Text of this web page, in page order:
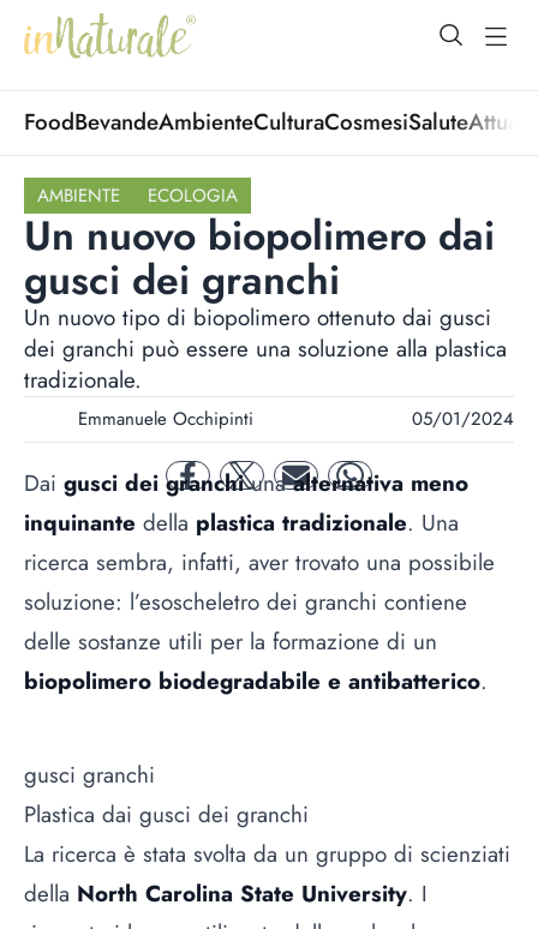
open
FoodBevandeAmbienteCulturaCosmesiSalute
AMBIENTE ECOLOGIA
Un nuovo biopolimero dai
gusci dei granchi
Un nuovo tipo di biopolimero ottenuto dai gusci
dei granchi può essere una soluzione alla plastica
tradizionale.
Emmanuele Occhipinti 05/01/2024
facebooktwitter mail whatsapp
Dai gusci dei granchiunaalternativa meno
inquinante della plastica tradizionale. Una
ricerca sembra, infatti, aver trovato una possibile
soluzione: l’esoscheletro dei granchi contiene
delle sostanze utili per la formazione di un
biopolimero biodegradabile e antibatterico.
gusci granchi
Plastica dai gusci dei granchi
La ricerca è stata svolta da un gruppo di scienziati
della North Carolina State University. I